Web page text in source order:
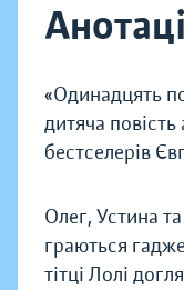
«Одинадцять
дитяча
бестселерів
Олег, Устина та
граються
тітці Лолі